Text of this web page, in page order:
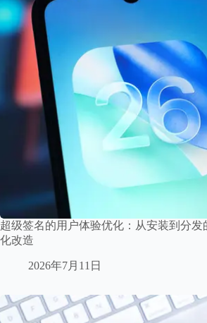
超级签名的用户体验优化：从安装到分发
化改造
2026年7月11日